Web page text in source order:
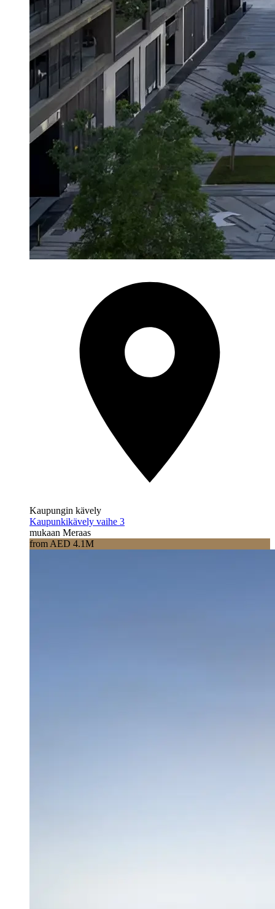
Kaupungin kävely
Kaupunkikävely vaihe 3
mukaan Meraas
from AED 4.1M